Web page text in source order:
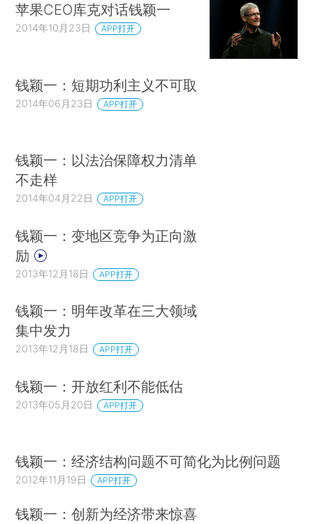
苹果CEO库克对话钱颖一
2014年10月23日 APP打开
钱颖一：短期功利主义不可取
2014年06月23日 APP打开
钱颖一：以法治保障权力清单
不走样
2014年04月22日 APP打开
钱颖一：变地区竞争为正向激
励
2013年12月18日 APP打开
钱颖一：明年改革在三大领域
集中发力
2013年12月18日 APP打开
钱颖一：开放红利不能低估
2013年05月20日 APP打开
钱颖一：经济结构问题不可简化为比例问题
2012年11月19日 APP打开
钱颖一：创新为经济带来惊喜